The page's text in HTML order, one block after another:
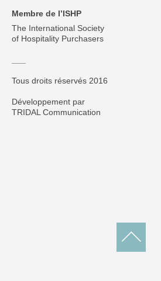
Membre de l’ISHP
The International Society
of Hospitality Purchasers
Tous droits réservés 2016
Développement par
TRIDAL Communication